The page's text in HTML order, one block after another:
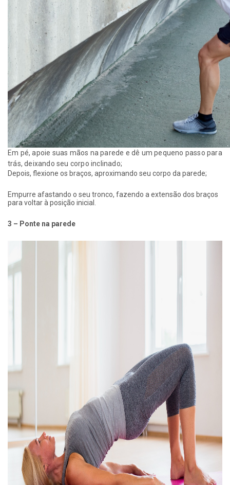
Em pé, apoie suas mãos na parede e dê um pequeno passo para
trás, deixando seu corpo inclinado;
Depois, flexione os braços, aproximando seu corpo da parede;
Empurre afastando o seu tronco, fazendo a extensão dos braços
para voltar à posição inicial.
3 – Ponte na parede